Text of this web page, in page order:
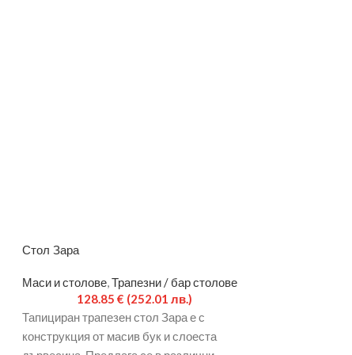
Стол Зара
Маси и столове,Трапезни / бар столове
128.85€ (252.01 лв.)
Тапициран трапезен стол Зара е с
конструкция от масив бук и слоеста